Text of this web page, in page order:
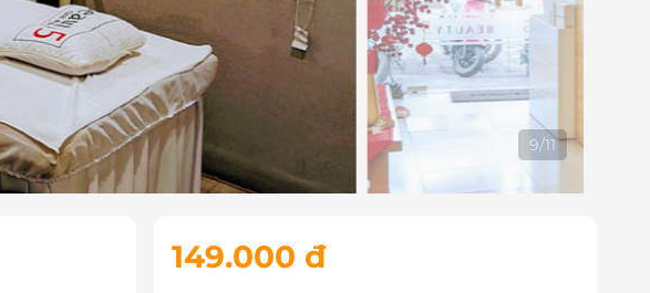
10/11
149.000 đ